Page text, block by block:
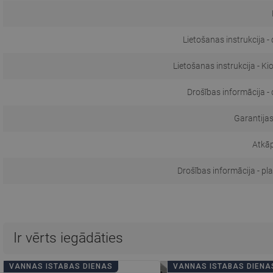
Lietošanas instrukcija -
Lietošanas instrukcija -
Drošības informācija -
Drošības informācija -
Ir vērts iegādāties
VANNAS ISTABAS DIENAS VANNAS ISTABAS